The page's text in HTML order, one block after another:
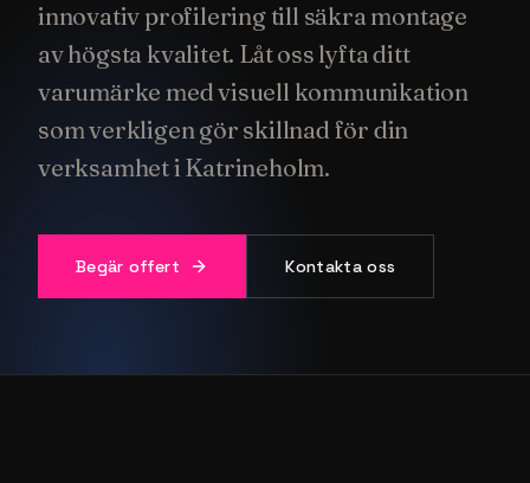
innovativ profilering till säkra montage
av högsta kvalitet. Låt oss lyfta ditt
varumärke med visuell kommunikation
som verkligen gör skillnad för din
verksamhet i Katrineholm.
Begär offert Kontakta oss